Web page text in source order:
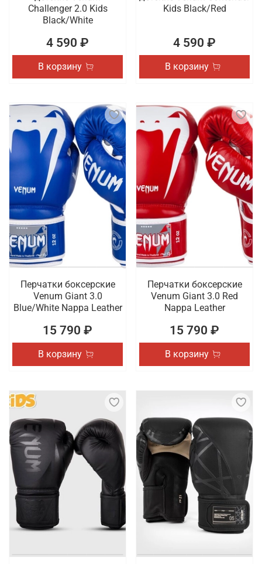
Challenger 2.0 Kids
Black/White
4 590 ₽
В корзину
Kids Black/Red
4 590 ₽
В корзину
Перчатки боксерские
Venum Giant 3.0
Blue/White Nappa Leather
15 790 ₽
В корзину
Перчатки боксерские
Venum Giant 3.0 Red
Nappa Leather
15 790 ₽
В корзину